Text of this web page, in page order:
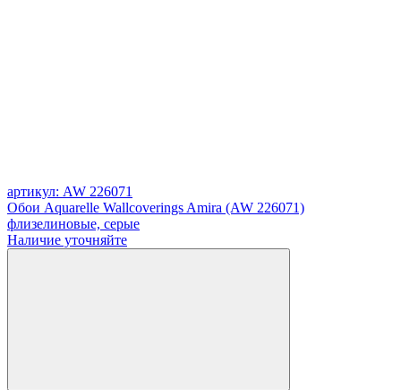
артикул: AW 226071
Обои Aquarelle Wallcoverings Amira (AW 226071)
флизелиновые, серые
Наличие уточняйте